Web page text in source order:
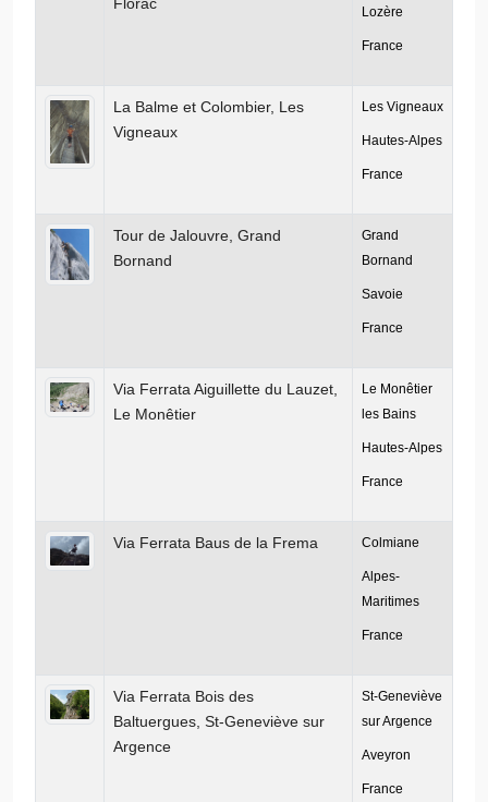
Lozère
France
La Balme et Colombier, Les
Vigneaux
Les Vigneaux
Hautes-Alpes
France
Tour de Jalouvre, Grand
Bornand
Grand
Bornand
Savoie
France
Via Ferrata Aiguillette du Lauzet,
Le Monêtier
Le Monêtier
les Bains
Hautes-Alpes
France
Via Ferrata Baus de la Frema Colmiane
Alpes-
Maritimes
France
Via Ferrata Bois des
Baltuergues, St-Geneviève sur
Argence
St-Geneviève
sur Argence
Aveyron
France